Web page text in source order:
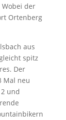
der
Ortenberg
aus
spitz
Der
Mal neu
und